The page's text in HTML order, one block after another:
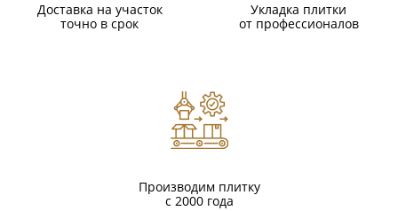
Доставка на участок
точно в срок
Укладка плитки
от профессионалов
Производим плитку
с 2000 года